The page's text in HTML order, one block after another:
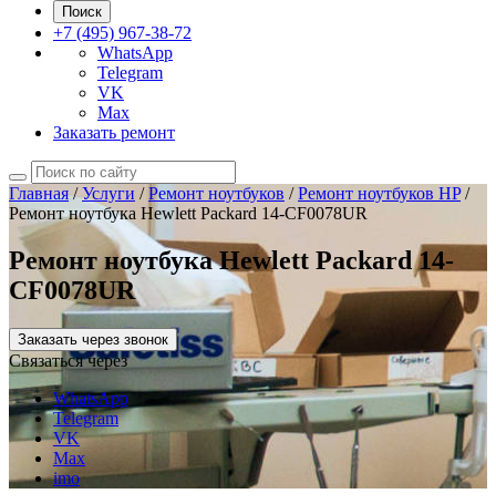
Поиск
+7 (495) 967-38-72
WhatsApp
Telegram
VK
Max
Заказать ремонт
Главная/Услуги /Ремонт ноутбуков /Ремонт ноутбуков HP/
Ремонт ноутбука Hewlett Packard 14-CF0078UR
Ремонт ноутбука Hewlett Packard 14-
CF0078UR
Заказать через звонок
Связаться через
WhatsApp
Telegram
VK
Max
imo